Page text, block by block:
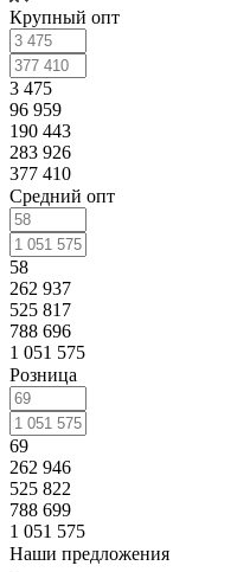
Крупный опт
3 475
96 959
190 443
283 926
377 410
Средний опт
58
262 937
525 817
788 696
1 051 575
Розница
69
262 946
525 822
788 699
1 051 575
Наши предложения